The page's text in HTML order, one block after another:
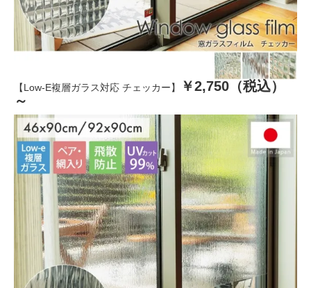
【Low-E複層ガラス対応 チェッカー】
￥2,750（税込）
～